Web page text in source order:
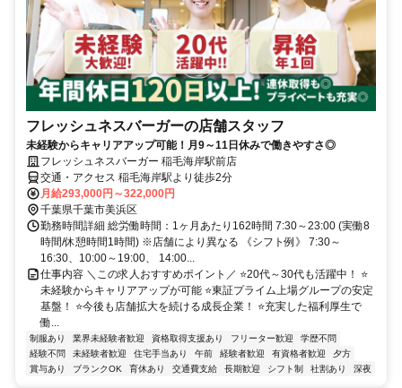
フレッシュネスバーガーの店舗スタッフ
未経験からキャリアアップ可能！月9～11日休みで働きやすさ◎
フレッシュネスバーガー 稲毛海岸駅前店
交通・アクセス 稲毛海岸駅より徒歩2分
月給293,000円～322,000円
千葉県千葉市美浜区
勤務時間詳細 総労働時間：1ヶ月あたり162時間 7:30～23:00 (実働8
時間/休憩時間1時間) ※店舗により異なる 《シフト例》 7:30～
16:30、10:00～19:00、 14:00...
仕事内容 ＼この求人おすすめポイント／ ⭐20代～30代も活躍中！ ⭐
未経験からキャリアアップが可能 ⭐東証プライム上場グループの安定
基盤！ ⭐今後も店舗拡大を続ける成長企業！ ⭐充実した福利厚生で
働...
制服あり 業界未経験者歓迎 資格取得支援あり フリーター歓迎
学歴不問
経験不問
未経験者歓迎 住宅手当あり 午前 経験者歓迎 有資格者歓迎
夕方
賞与あり
ブランクOK 育休あり 交通費支給 長期歓迎 シフト制 社割あり 深夜